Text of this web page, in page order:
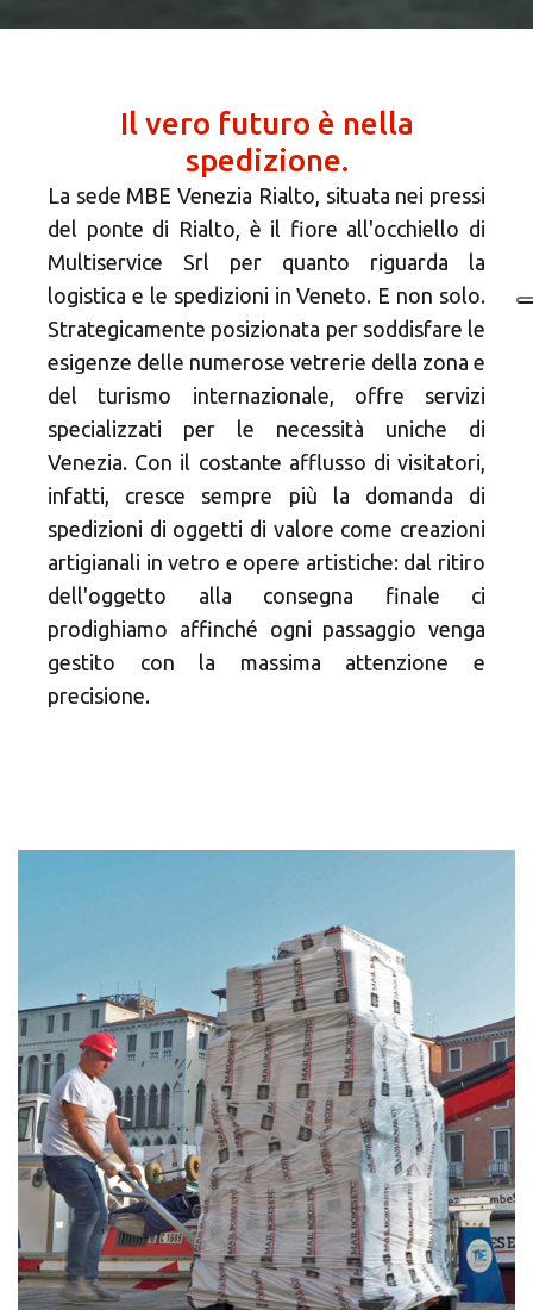
Il vero futuro è nella
spedizione.
La sede MBE Venezia Rialto, situata nei pressi
del ponte di Rialto, è il fiore all'occhiello di
Multiservice Srl per quanto riguarda la
logistica e le spedizioni in Veneto. E non solo.
Strategicamente posizionata per soddisfare le
esigenze delle numerose vetrerie della zona e
del turismo internazionale, offre servizi
specializzati per le necessità uniche di
Venezia. Con il costante afflusso di visitatori,
infatti, cresce sempre più la domanda di
spedizioni di oggetti di valore come creazioni
artigianali in vetro e opere artistiche: dal ritiro
dell'oggetto alla consegna finale ci
prodighiamo affinché ogni passaggio venga
gestito con la massima attenzione e
precisione.